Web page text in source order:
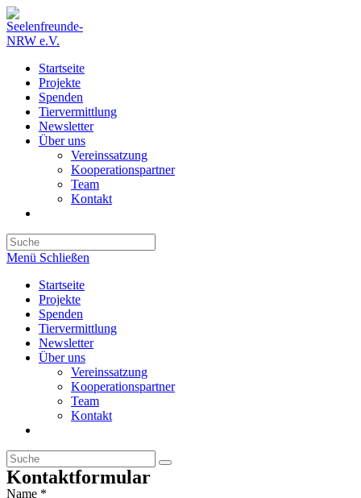
Zum
Inhalt
springen
Startseite
Projekte
Spenden
Tiervermittlung
Newsletter
Über uns
Vereinssatzung
Kooperationspartner
Team
Kontakt
Search
this
Menü Schließen
Startseite
Projekte
Spenden
Tiervermittlung
Newsletter
Über uns
Vereinssatzung
Kooperationspartner
Team
Kontakt
Kontaktformular
Name *